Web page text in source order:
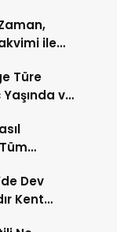
ile
Türe
ve
Dev
Kent